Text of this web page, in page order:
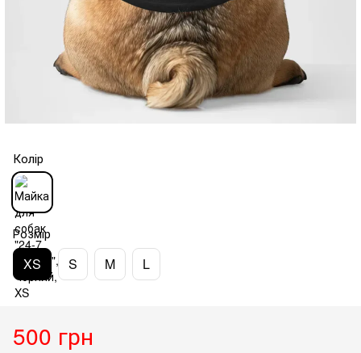
Колір
Розмір
XS S M L
500 грн